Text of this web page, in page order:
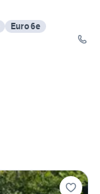
Euro 6e